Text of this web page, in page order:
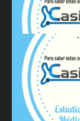
Acerca de